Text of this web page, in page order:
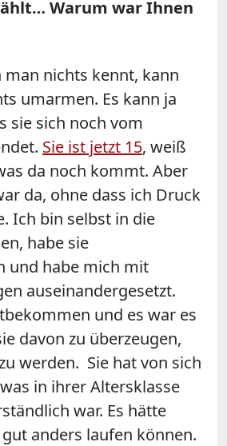
Warum war Ihnen
man nichts kennt, kann
umarmen. Es kann ja
sie sich noch vom
Sie ist jetzt 15, weiß
da noch kommt. Aber
da, ohne dass ich Druck
Ich bin selbst in die
habe sie
und habe mich mit
auseinandergesetzt.
und es war es
davon zu überzeugen,
werden. Sie hat von sich
in ihrer Altersklasse
war. Es hätte
anders laufen können.